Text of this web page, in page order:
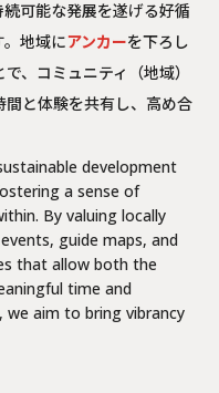
可能な発展を遂げる好循
地域にアンカーを下ろし
、コミュニティ（地域）
と体験を共有し、高め合
development
a sense of
By valuing locally
guide maps, and
that allow both the
time and
aim to bring vibrancy